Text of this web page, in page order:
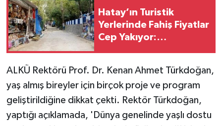
Hatay’ın Turistik
Yerlerinde Fahiş Fiyatlar
Cep Yakıyor:
ALKÜ Rektörü Prof. Dr. Kenan Ahmet Türkdoğan,
yaş almış bireyler için birçok proje ve program
geliştirildiğine dikkat çekti. Rektör Türkdoğan,
yaptığı açıklamada, 'Dünya genelinde yaşlı dostu